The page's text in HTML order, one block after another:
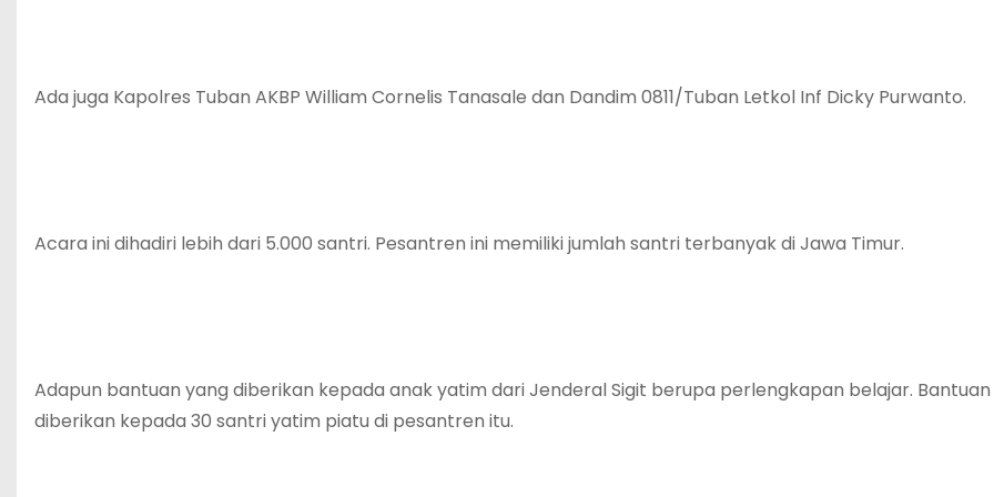
Ada juga Kapolres Tuban AKBP William Cornelis Tanasale dan Dandim 0811/Tuban Letkol Inf Dicky Purwanto.
Acara ini dihadiri lebih dari 5.000 santri. Pesantren ini memiliki jumlah santri terbanyak di Jawa Timur.
Adapun bantuan yang diberikan kepada anak yatim dari Jenderal Sigit berupa perlengkapan belajar.
diberikan kepada 30 santri yatim piatu di pesantren itu.